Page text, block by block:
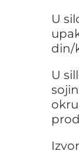
U
din/
U